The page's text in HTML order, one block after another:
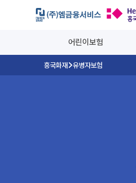
흥국화재 유병자암보험
어린이보험
흥국화재 유병자보험